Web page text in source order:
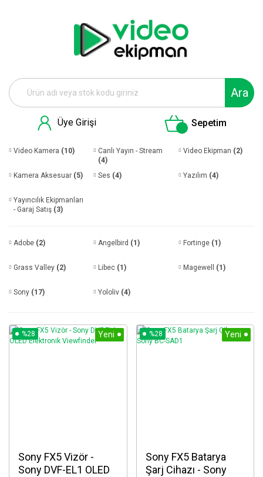
Ara
Üye Girişi Sepetim
Video Kamera (10)
Canlı Yayın - Stream
(4)
Video Ekipman (2)
Kamera Aksesuar (5) Ses (4) Yazılım (4)
Yayıncılık Ekipmanları
- Garaj Satış (3)
Adobe (2) Angelbird (1) Fortinge (1)
Grass Valley (2) Libec (1) Magewell (1)
Sony (17) Yololiv (4)
%28 Yeni
Sony FX5 Vizör -
Sony DVF-EL1 OLED
%28 Yeni
Sony FX5 Batarya
Şarj Cihazı - Sony